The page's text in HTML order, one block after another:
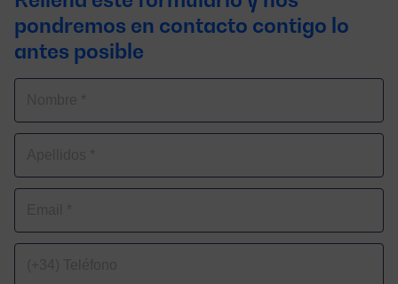
pondremos en contacto contigo lo
antes posible
electrónico